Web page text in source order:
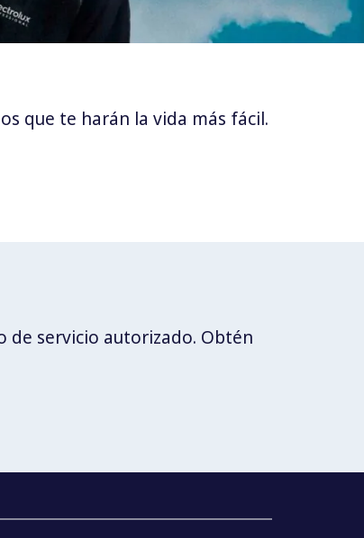
que te harán la vida más fácil.
de servicio autorizado. Obtén